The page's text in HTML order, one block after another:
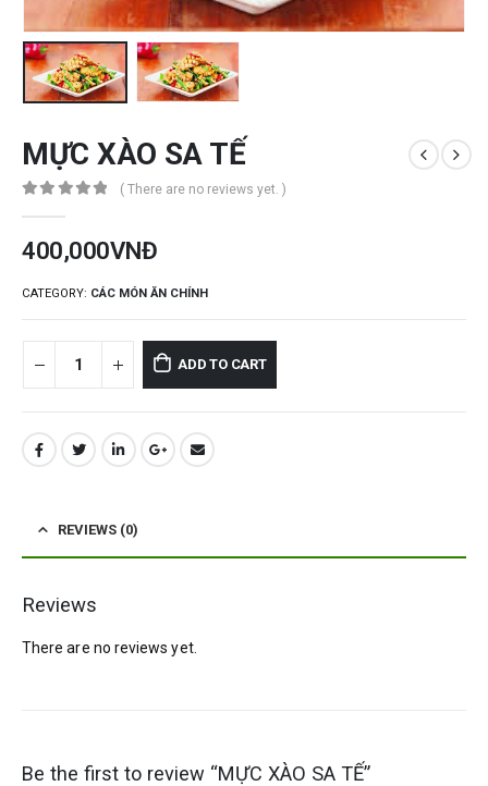
MỰC XÀO SA TẾ
( There are no reviews yet. )
400,000VNĐ
CATEGORY: CÁC MÓN ĂN CHÍNH
ADD TO CART
REVIEWS (0)
Reviews
There are no reviews yet.
Be the first to review “MỰC XÀO SA TẾ”